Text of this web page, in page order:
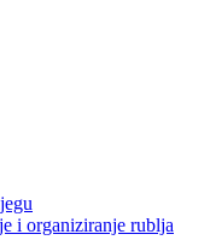
i organiziranje rublja